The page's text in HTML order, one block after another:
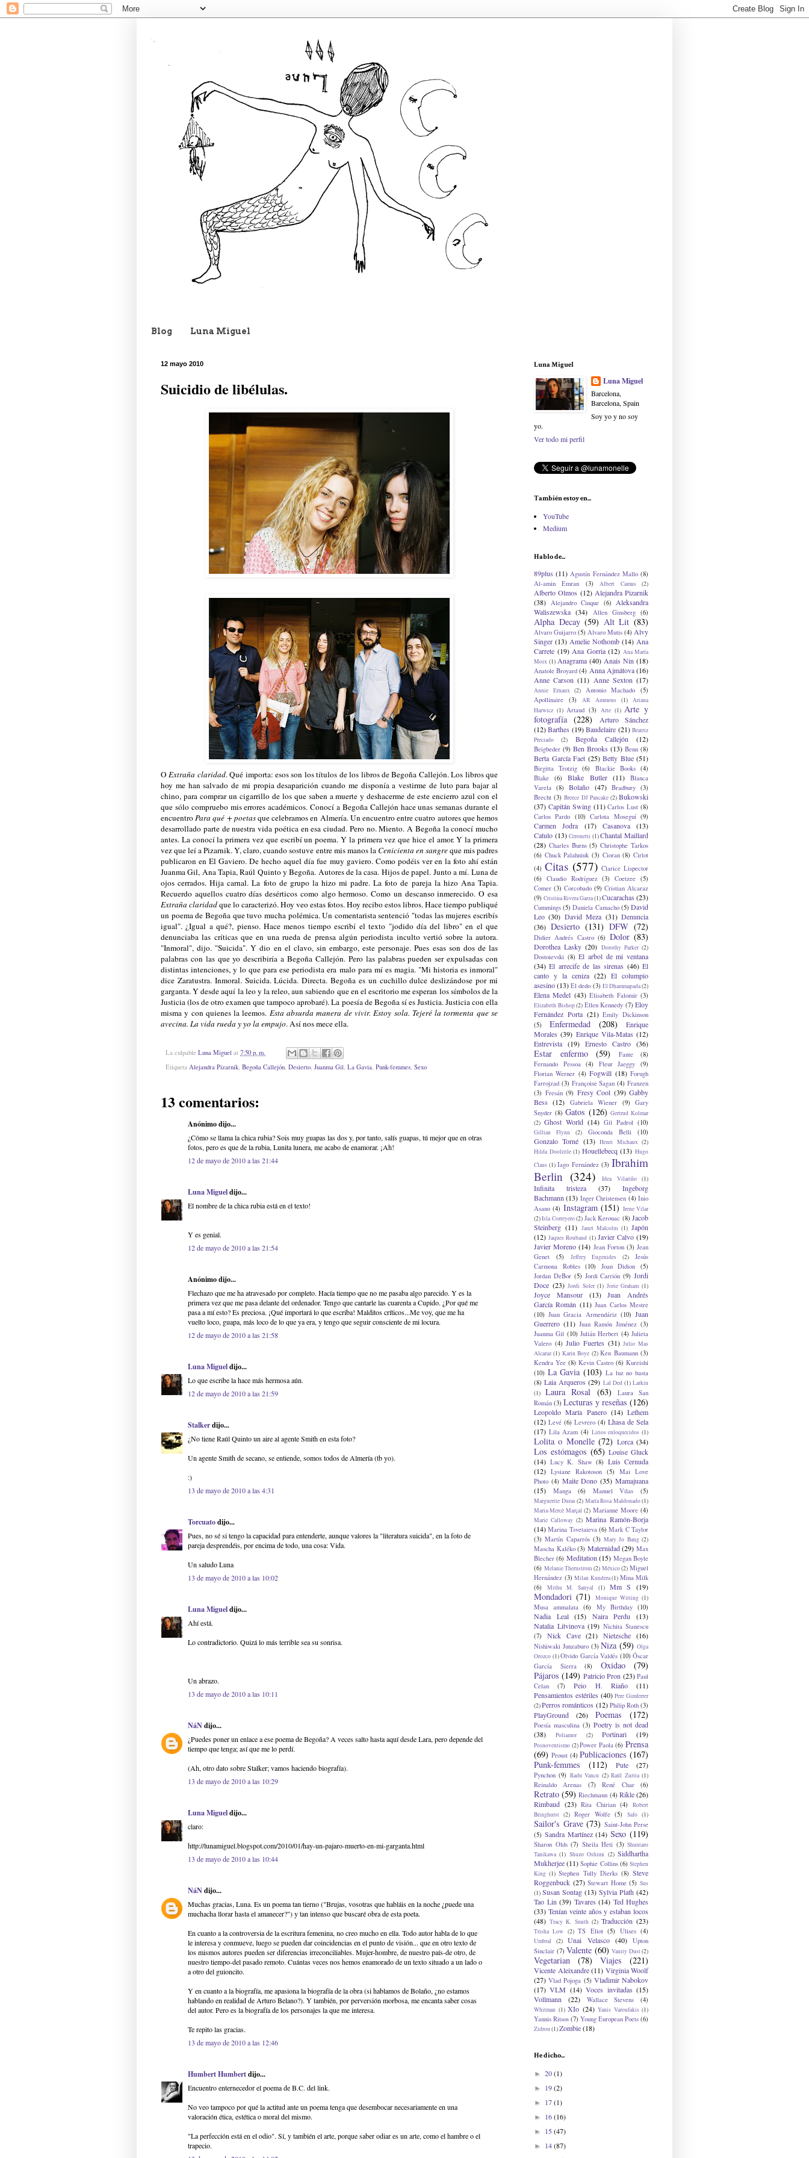
Blog Luna Miguel
12 mayo 2010
Suicidio de libélulas.
OExtraña claridad. Qué importa: esos son los títulos de los libros de Begoña Callejón. Los libros que
hoy me han salvado de mi propia desaparición cuando me disponía a vestirme de luto para bajar al
chino, para comprar un cigarrillo de los que saben a muerte y deshacerme de este encierro azul con el
que sólo compruebo mis errores académicos. Conocí a Begoña Callejón hace unas semanas durante el
encuentroPara qué + poetasque celebramos en Almería. Un encuentro entre cuatro autores que hemos
desarrollado parte de nuestra vida poética en esa ciudad. Pero no. Miento. A Begoña la conocí mucho
antes. La conocí la primera vez que escribí un poema. Y la primera vez que hice el amor. Y la primera
vez que leí a Pizarnik. Y, claro, cuando sostuve entre mis manos la Cenicienta en sangreque mis padres
publicaron en El Gaviero. De hecho aquel día fue muy gaviero. Como podéis ver en la foto ahí están
Juanma Gil, Ana Tapia, Raúl Quinto y Begoña. Autores de la casa. Hijos de papel. Junto a mí. Luna de
ojos cerrados. Hija carnal. La foto de grupo la hizo mi padre. La foto de pareja la hizo Ana Tapia.
Recuerdo aquellos cuatro días desérticos como algo hermoso. Como un descanso inmerecido. O esa
Extraña claridadque lo caracterizó. Hoy veo estas fotos. Hoy recibo estos libros. Hace tiempo publiqué
un poema de Begoña que tuvo mucha polémica. Un comentarista sentenció "todas las mujeres escribís
igual". ¿Igual a qué?, pienso. Hace menos tiempo escribí el texto "jodido día del libro" en el que
denunciaba las críticas que en una rueda de prensa algún periodista inculto vertió sobre la autora.
"Inmoral", dijo. "Suicida". Y dio en el clavo, sin embargo, este personaje. Pues esas son dos de las
palabras con las que yo describiría a Begoña Callejón. Pero las palabras pueden ser expulsadas con
distintas intenciones, y lo que para ese periodista era malo para mí es magia. "Mi historia es inmoral"
dice Zaratustra. Inmoral. Suicida. Lúcida. Directa. Begoña es un cuchillo dulce deslizándose por mi
garganta. Y desde aquí la leo y la releo, aun sabiendo que en el escritorio me esperan los símbolos de la
Justicia (los de otro examen que tampoco aprobaré). La poesía de Begoña sí es Justicia. Justicia con ella
misma y con quienes la leemos. Esta absurda manera de vivir.Estoy sola. Tejeré la tormenta que se
avecina. La vida rueda y yo la empujo. Así nos mece ella.
La culpable Luna Miguel at 7:50 p. m.
Etiqueta Alejandra Pizarnik, Begoña Callejón, Desierto, Juanma Gil, La Gavia, Punk-femmes, Sexo
13 comentarios:
Anónimo dijo...
¿Cómo se llama la chica rubia? Sois muy guapas las dos y, por tanto, salís guapas, tú mejor que en otras
fotos, pero es que de la rubia, Lunita lunera, me acabo de enamorar. ¡Ah!
12 de mayo de 2010 a las 21:44
Luna Migueldijo...
El nombre de la chica rubia está en el texto!
Y es genial.
12 de mayo de 2010 a las 21:54
Anónimo dijo...
Flechazo que me ha atravesado por completo. Hacía tiempo que no me pasaba algo parecido. Y es la
primera vez que me pasa delante del ordenador. Tengo que cantarle las cuarenta a Cupido. ¿Por qué me
pasa a mí esto? Es preciosa. ¡Qué importará lo que escriba! Malditos críticos...Me voy, que me ha
vuelto loco, guapa, más loco de lo que ya era, y tengo que seguir consciente de mi locura.
12 de mayo de 2010 a las 21:58
Luna Migueldijo...
Lo que escribe la hace más hermosa aún.
12 de mayo de 2010 a las 21:59
Stalkerdijo...
¿No tiene Raúl Quinto un aire al agente Smith en esta foto?
Un agente Smith de secano, se entiende, somos todos de Almería (tb yo).
:)
13 de mayo de 2010 a las 4:31
Torcuatodijo...
Pues, no sé si tengo la capacidad para entenderte, aunque valores la "literatura suicida", en la foto de
pareja desprendéis, por encima de todo, una cosa: Vida.
Un saludo Luna
13 de mayo de 2010 a las 10:02
Luna Migueldijo...
Ahí está.
Lo contradictorio. Quizá lo más terrible sea su sonrisa.
Un abrazo.
13 de mayo de 2010 a las 10:11
NáNdijo...
¿Puedes poner un enlace a ese poema de Begoña? A veces salto hasta aquí desde Lara, pero depende del
tiempo que tenga; así que me lo perdí.
(Ah, otro dato sobre Stalker; vamos haciendo biografía).
13 de mayo de 2010 a las 10:29
Luna Migueldijo...
claro:
http://lunamiguel.blogspot.com/2010/01/hay-un-pajaro-muerto-en-mi-garganta.html
13 de mayo de 2010 a las 10:44
NáNdijo...
Muchas gracias, Luna. Es un poema tan tierno ("Brujas, vosotras que habláis en la noche ¿puede una
muchacha llorar hasta el amanecer?") y tan intenso que buscaré obra de esta poeta.
En cuanto a la controversia de la escritura femenina, no creo mucho en ella. Todo autor habla de lo que
le interesa y conmueve, luego se pueden dar coincidencias en el punto de visión... que en otro texto de
los mismos autores pueden ser diferencias irreconciliables. Mujer-hombre, de nuestro país-de otro, de
nuestro tiempo-del pasado remoto. Cuántas veces nos hemos enamorado de un texto situado a un lado o
a otro del guioncito.
Y en cuanto a la biografía, me apasiona la biografía de la obra (si hablamos de Bolaño, ¿no estamos
hablando en realidad de Arturo Belano?). Y también, por perversión morbosa, me encanta saber cosas
del autor. Pero es la biografía de los personajes la que me interesa.
Te repito las gracias.
13 de mayo de 2010 a las 12:46
Humbert Humbertdijo...
Encuentro enternecedor el poema de B.C. del link.
No veo tampoco por qué la actitud ante un poema tenga que desembocar necesariamente en una
valoración ética, estética o moral del mismo.
"La perfección está en el odio". Sí, y también el arte, porque saber odiar es un arte, como el hambre o el
trapecio.
Luna Miguel
Luna Miguel
Barcelona,
Barcelona, Spain
Soy yo y no soy
yo.
Ver todo mi perfil
También estoy en...
YouTube
Medium
Hablo de...
89plus (11) Agustín Fernández Mallo (8)
Al-amin Emran
(3) Albert Camus (2)
Alberto Olmos (12) Alejandra Pizarnik
(38)
Alejandro Cinque (6)
Aleksandra
Waliszewska (34) Allen Ginsberg (6)
Alpha Decay (59) Alt Lit (83)
Alvaro Guijarro (5) Alvaro Mutis (4) Alvy
Singer (13) Amelie Nothomb (14) Ana
Carrete (19) Ana Gorria (12) Ana María
Moix (1) Anagrama (40) Anais Nin (18)
Anatole Broyard (4) Anna Ajmátova (16)
Anne Carson (11) Anne Sexton (17)
Annie Ernaux (2) Antonio Machado
(5)
Apollinaire
(3) AR Ammons (1)
Ariana
Harwicz (1) Artaud (3) Arte (1) Arte y
fotografía (228)
Arturo Sánchez
(12) Barthes (19) Baudelaire (21) Beatriz
Preciado
(2) Begoña Callejón (12)
Beigbeder (9) Ben Brooks (13) Benn (8)
Berta García Faet (25) Betty Blue (51)
Birgitta Trotzig (6) Blackie Books (4)
Blake
(6) Blake Butler (11)
Blanca
Varela
(8) Bolaño (47) Bradbury (3)
Brecht (3) Breece DJ Pancake (2) Bukowski
(37) Capitán Swing (11) Carlos Lust (8)
Carlos Pardo (10) Carlota Moseguí (9)
Carmen Jodra (17) Casanova
(13)
Catulo (13) Ceronetti (1) Chantal Maillard
(28) Charles Burns (5) Christophe Tarkos
(6) Chuck Palahniuk (3) Cioran (8) Cirlot
(4) Citas (577) Clarice Lispector
(6)
Claudio Rodríguez (3) Coetzee (5)
Comer (3) Corcobado (9) Cristian Alcaraz
(9) Cristina Rivera Garza(1)Cucarachas (23)
Cummings (5) Daniela Camacho (5) David
Leo (30) David Meza (31) Denuncia
(36) Desierto (131) DFW (72)
Didier Andrés Castro (6) Dolor (83)
Dorothea Lasky (20) Dorothy Parker (2)
Dostoievski (8) El arbol de mi ventana
(34) El arrecife de las sirenas (46) El
canto y la ceniza (22) El columpio
asesino(13) El dedo (3) El Dhammapada(2)
Elena Medel (43) Elisabeth Falomir (3)
Elizabeth Bishop(2) Ellen Kennedy (7) Eloy
Fernández Porta (21) Emily Dickinson
(5)
Enfermedad (208)
Enrique
Morales (39) Enrique Vila-Matas (12)
Entrevista (19) Ernesto Castro (36)
Estar enfermo (59) Fante
(8)
Fernando Pessoa
(4) Fleur Jaeggy
(9)
Florian Werner (4) Fogwill (18) Forugh
Farrojzad (3) Françoise Sagan (4) Franzen
(3) Fresán (9) Fresy Cool (39) Gabby
Bess (12) Gabriela Wiener (9)
Gary
Snyder (8) Gatos (126) Gertrud Kolmar
(2) Ghost World (14) Gil Padrol (10)
Gillian Flynn (2) Gioconda Belli (10)
Gonzalo Torné (13) Henri Michaux (2)
Hilda Doolittle (1) Houellebecq (13) Hugo
Claus (1) Iago Fernández (3) Ibrahim
Berlin (324) Idea Vilariño (1)
Infinita tristeza (37)
Ingeborg
Bachmann (13) Inger Christensen (4) Inio
Asano (4) Instagram (151) Irene Vilar
(2)Isla Correyero(2) Jack Kerouac (8) Jacob
Steinberg (11) Janet Malcolm (1) Japón
(12) Jaques Roubaud (1) Javier Calvo (19)
Javier Moreno (14) Jean Forton (3) Jean
Genet
(5) Jeffrey Eugenides (2)
Jesús
Carmona Robles
(10) Joan Didion
(5)
Jordan DeBor (5) Jordi Carrión (9) Jordi
Doce (23) Jordi Soler (1) Jorie Graham (1)
Joyce Mansour (13)
Juan Andrés
García Román (11) Juan Carlos Mestre
(10) Juan Gracia Armendáriz (10) Juan
Guerrero (11) Juan Ramón Jiménez (3)
Juanma Gil (10) Julián Herbert (4) Julieta
Valero (4) Julio Fuertes (31) Julio Mas
Alcaraz (1) Karin Boye (2) Ken Baumann (3)
Kendra Yee (8) Kevin Castro (6) Kureishi
(10) La Gavia (103) La luz no basta
(8) Laia Arqueros (29) Lal Ded (1) Larkin
(1)
Laura Rosal (63)
Laura San
Román (3) Lecturas y reseñas (126)
Leopoldo María Panero (14) Lethem
(12) Levé (6) Levrero (4) Lhasa de Sela
(17) Lila Azam (4) Lirios enloquecidos (1)
Lolita o Monelle (72) Lorca (34)
Los estómagos (65) Louise Gluck
(14) Lucy K. Shaw (8) Luis Cernuda
(12) Lysiane Rakotoson (5)
Mai Love
Photo (4) Maite Dono (35) Mamajuana
(15)
Manga (6) Manuel Vilas (5)
Marguerite Duras(2) María Rosa Maldonado(1)
Maria-Mercè Marçal (2) Marianne Moore (4)
Marie Calloway (2) Marina Ramón-Borja
(14) Marina Tsvetaieva (6) Mark C Taylor
(3) Martín Caparrós (3) Mary Jo Bang (2)
Mascha Kaléko (3) Maternidad (29) Max
Blecher (6) Meditation (15) Megan Boyle
(6) Melanie Thernstrom (2) México (2) Miguel
Hernández (3) Milan Kundera(1) Mina Milk
(6)
Mithu M. Sanyal (1) Mm S (19)
Mondadori (71) Monique Witting (1)
Musa ammalata (6) My Birthday (10)
Nadia Leal (15) Naira Perdu
(13)
Natalia Litvinova (19) Nichita Stanescu
(7)
Nick Cave (21) Nietzsche (16)
Nishiwaki Junzaburo (3) Niza (59) Olga
Orozco (1)Olvido García Valdés (10) Óscar
García Sierra
(8) Oxidao
(79)
Pájaros (149) Patricio Pron (23) Paul
Celan
(7) Peio H. Riaño
(11)
Pensamientos estériles (40) Pere Gimferrer
(2)Perros románticos (12) Philip Roth (3)
PlayGround (26) Poemas (172)
Poesía masculina (3) Poetry is not dead
(38)
Poliamor (2) Portinari (19)
Posnoventismo (2) Power Paola (6) Prensa
(69) Proust (4) Publicaciones (167)
Punk-femmes
(112) Pute (27)
Pynchon (9) Radu Vancu (2) Raúl Zurita (1)
Reinaldo Arenas (7) René Char (6)
Retrato (59) Riechmann (4) Rikle (26)
Rimbaud (23) Rita Chirian (4)
Robert
Bringhurst (2) Roger Wolfe (5) Safo (1)
Sailor's Grave (73) Saint-John Perse
(5) Sandra Martínez (14) Sexo (119)
Sharon Olds (7) Sheila Heti (3) Shuntaro
Tanikawa (1) Shuzo Oshimi (2) Siddhartha
Mukherjee (11) Sophie Collins (6) Stephen
King (1) Stephen Tully Dierks (8) Steve
Roggenbuck (27) Stewart Home (5) Sus
(1) Susan Sontag (13) Sylvia Plath (42)
Tao Lin (39) Tavares (14) Ted Hughes
(33) Tenían veinte años y estaban locos
(48) Tracy K. Smith (2) Traducción (23)
Trisha Low (2) TS Eliot (5) Ulises (4)
Umbral (2) Unai Velasco (40)
Upton
Sinclair (7) Valente (60) Vanity Dust(2)
Vegetarian (78) Viajes (221)
Vicente Aleixandre (11) Virginia Woolf
(27) Vlad Pojoga (5) Vladimir Nabokov
(17) VLM (14) Voces invitadas (15)
Vollmann
(22) Wallace Stevens (4)
Whitman (1) XIo (24) Yanis Varoufakis (1)
Yannis Ritsos (7) Young European Poets (6)
Zidrou(1)Zombie(18)
He dicho...
► 20(1)
► 19(2)
► 17(1)
► 16(16)
► 15(47)
► 14(87)